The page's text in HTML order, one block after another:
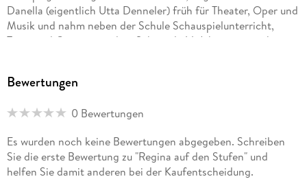
Danella (eigentlich Utta Denneler) früh für Theater, Oper und
Musik und nahm neben der Schule Schauspielunterricht,
Tanz- und Gesangstunden. Schon als 14-Jährige versuchte sie
Rundfunk. Sie zog später nach München und veröffentlichte
das ursprünglich über 1000 Seiten umfassende Manuskript
bescheidener Erfolg einstellte, drängte Verleger Franz
Schneekluth die Autorin, für die er auch das Pseudonym
erfand, ihre schriftstellerische Arbeit fortzusetzen. Und mit
Bewertungen
0 Bewertungen
Es wurden noch keine Bewertungen abgegeben. Schreiben
Sie die erste Bewertung zu "Regina auf den Stufen" und
helfen Sie damit anderen bei der Kaufentscheidung.